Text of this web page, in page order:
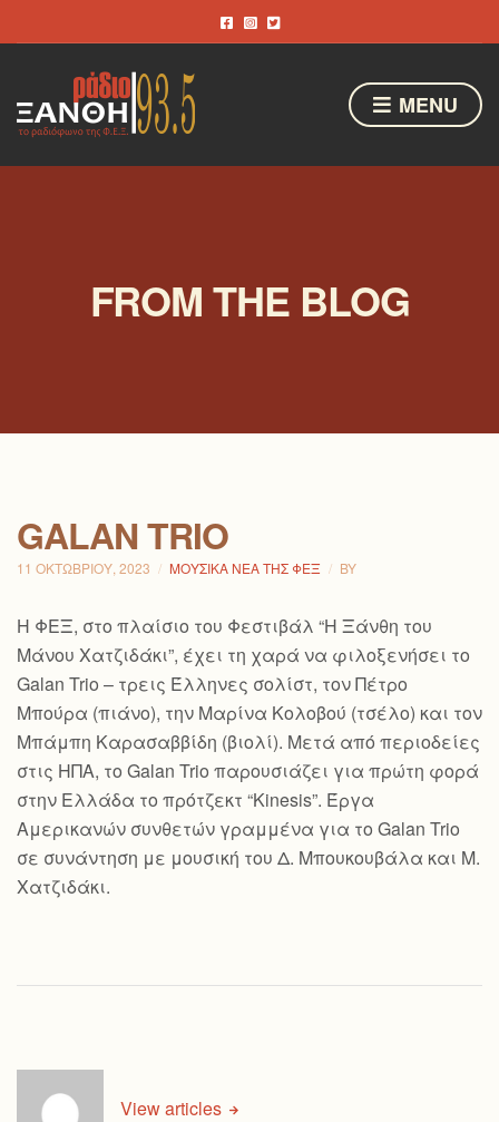
MENU
FROM THE BLOG
GALAN TRIO
11 ΟΚΤΩΒΡΊΟΥ, 2023 ΜΟΥΣΙΚΆ ΝΈΑ ΤΗΣ ΦΕΞ BY
Η ΦΕΞ, στο πλαίσιο τoυ Φεστιβάλ “Η Ξάνθη του
Μάνου Χατζιδάκι”, έχει τη χαρά να φιλοξενήσει το
Galan Trio – τρεις Έλληνες σολίστ, τον Πέτρο
Μπούρα (πιάνο), την Μαρίνα Κολοβού (τσέλο) και τον
Μπάμπη Καρασαββίδη (βιολί). Μετά από περιοδείες
στις ΗΠΑ, το Galan Trio παρουσιάζει για πρώτη φορά
στην Ελλάδα το πρότζεκτ “Kinesis”. Έργα
Αμερικανών συνθετών γραμμένα για το Galan Trio
σε συνάντηση με μουσική του Δ. Μπουκουβάλα και Μ.
Χατζιδάκι.
View articles